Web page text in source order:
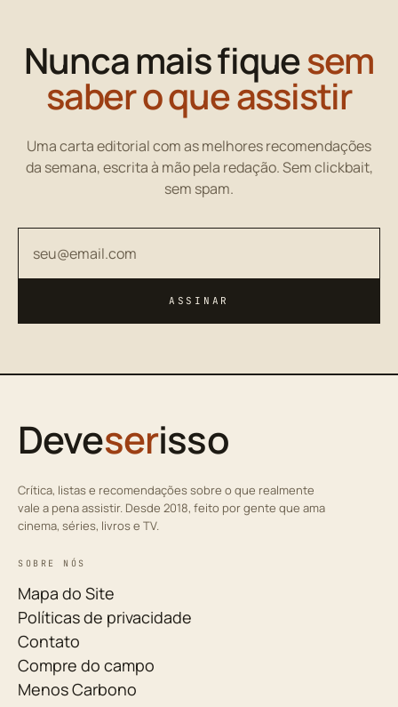
Nunca mais fiquesem
saber o que assistir
Uma carta editorial com as melhores recomendações
da semana, escrita à mão pela redação. Sem clickbait,
sem spam.
ASSINAR
Deveserisso
Crítica, listas e recomendações sobre o que realmente
vale a pena assistir. Desde 2018, feito por gente que ama
cinema, séries, livros e TV.
SOBRE NÓS
Mapa do Site
Políticas de privacidade
Contato
Compre do campo
Menos Carbono